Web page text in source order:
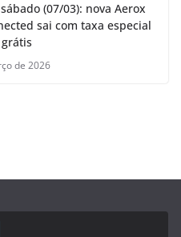
(07/03): nova Aerox
sai com taxa especial
de 2026